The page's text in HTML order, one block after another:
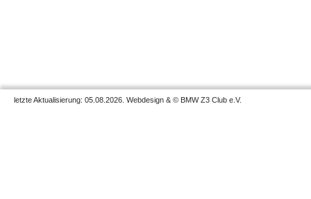
letzte Aktualisierung: 05.08.2026. Webdesign & © BMW Z3 Club e.V.